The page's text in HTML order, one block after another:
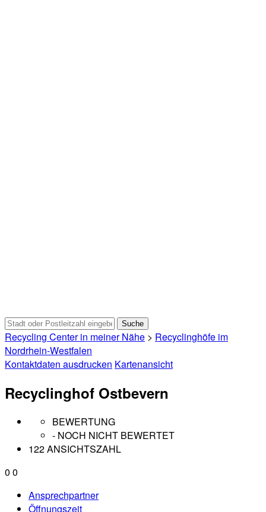
Recycling Center in meiner Nähe > Recyclinghöfe im
Nordrhein-Westfalen
Kontaktdaten ausdrucken Kartenansicht
Recyclinghof Ostbevern
BEWERTUNG
- NOCH NICHT BEWERTET
122 ANSICHTSZAHL
0 0
Ansprechpartner
Öffnungszeit